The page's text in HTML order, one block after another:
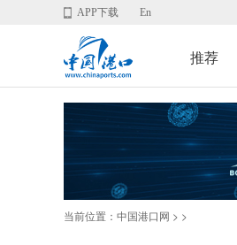
APP下载 En
推荐
当前位置： 中国港口网 > >